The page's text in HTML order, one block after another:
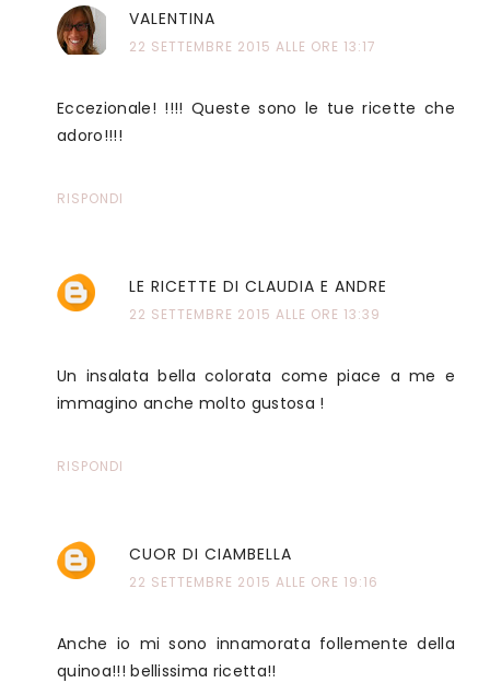
VALENTINA
22 SETTEMBRE 2015 ALLE ORE 13:17
Eccezionale! !!!! Queste sono le tue ricette che
adoro!!!!
RISPONDI
LE RICETTE DI CLAUDIA E ANDRE
22 SETTEMBRE 2015 ALLE ORE 13:39
Un insalata bella colorata come piace a me e
immagino anche molto gustosa !
RISPONDI
CUOR DI CIAMBELLA
22 SETTEMBRE 2015 ALLE ORE 19:16
Anche io mi sono innamorata follemente della
quinoa!!! bellissima ricetta!!